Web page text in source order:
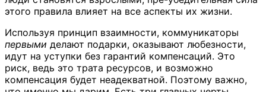
этого правила влияет на все аспекты их жизни.
Используя принцип взаимности, коммуникаторы
первыми делают подарки, оказывают любезности,
идут на уступки без гарантий компенсаций. Это
риск, ведь это трата ресурсов, и возможно
компенсация будет неадекватной. Поэтому важно,